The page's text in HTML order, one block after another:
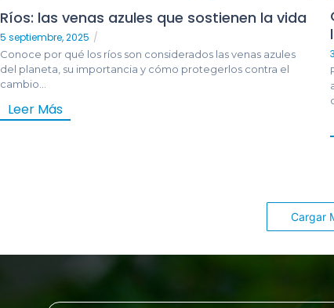
Ríos: las venas azules que sostienen la vida
5 septiembre, 2025 /
Conoce por qué los ríos son considerados las venas azules
del planeta, su importancia y cómo protegerlos contra el
cambio...
Leer Más
Cargar